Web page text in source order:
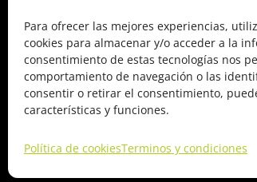
Para ofrecer las mejores experiencias,
cookies para almacenar y/o acceder a la
consentimiento de estas tecnologías nos
comportamiento de navegación o las
consentir o retirar el consentimiento,
características y funciones.
Política de cookiesTerminos y condiciones
POL. IND. El Ejido
Calle Alfareros, 24
41640 Osuna (Sevilla), España